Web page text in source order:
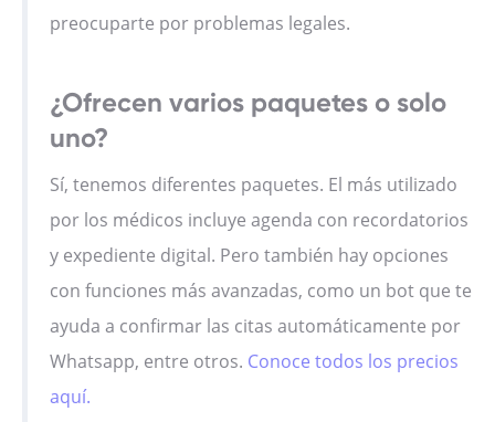
preocuparte por problemas legales.
¿Ofrecen varios paquetes o solo
uno?
Sí, tenemos diferentes paquetes. El más utilizado
por los médicos incluye agenda con recordatorios
y expediente digital. Pero también hay opciones
con funciones más avanzadas, como un bot que te
ayuda a confirmar las citas automáticamente por
Whatsapp, entre otros. Conoce todos los precios
aquí.